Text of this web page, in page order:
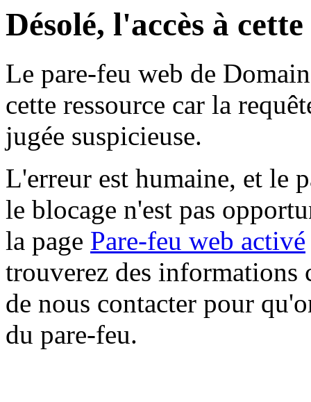
Désolé, l'accès à
Le pare-feu web de
cette ressource car la
jugée suspicieuse.
L'erreur est humaine, et le
le blocage n'est pas
la page Pare-feu web activé
trouverez des informations
de nous contacter pour
du pare-feu.